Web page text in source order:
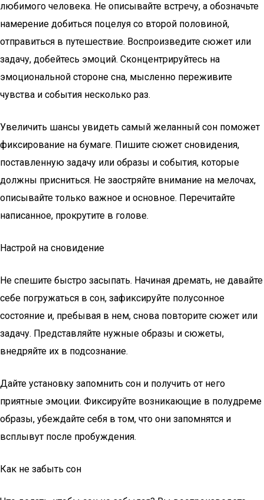
любимого человека. Не описывайте встречу, а обозначьте
намерение добиться поцелуя со второй половиной,
отправиться в путешествие. Воспроизведите сюжет или
задачу, добейтесь эмоций. Сконцентрируйтесь на
эмоциональной стороне сна, мысленно переживите
чувства и события несколько раз.
Увеличить шансы увидеть самый желанный сон поможет
фиксирование на бумаге. Пишите сюжет сновидения,
поставленную задачу или образы и события, которые
должны присниться. Не заостряйте внимание на мелочах,
описывайте только важное и основное. Перечитайте
написанное, прокрутите в голове.
Настрой на сновидение
Не спешите быстро засыпать. Начиная дремать, не давайте
себе погружаться в сон, зафиксируйте полусонное
состояние и, пребывая в нем, снова повторите сюжет или
задачу. Представляйте нужные образы и сюжеты,
внедряйте их в подсознание.
Дайте установку запомнить сон и получить от него
приятные эмоции. Фиксируйте возникающие в полудреме
образы, убеждайте себя в том, что они запомнятся и
всплывут после пробуждения.
Как не забыть сон